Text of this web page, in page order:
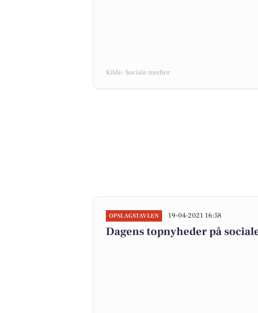
Kilde: Sociale medier
OPSLAGSTAVLEN 19-04-2021 16:58
Dagens topnyheder på